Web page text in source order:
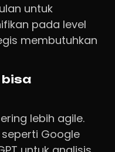
untuk
pada level
membutuhkan
bisa
lebih agile.
Google